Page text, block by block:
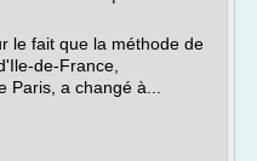
le fait que la méthode de
de-France,
a changé à...